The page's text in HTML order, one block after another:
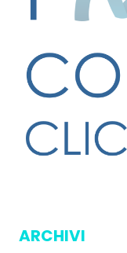
ARCHIVI